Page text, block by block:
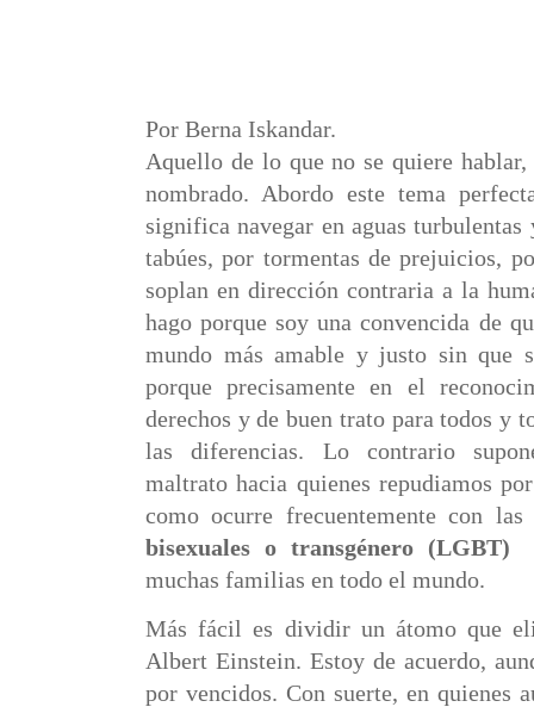
Por Berna Iskandar.
Aquello de lo que no se quiere
nombrado. Abordo este tema
significa navegar en aguas turbulentas
tabúes, por tormentas de prejuicios,
soplan en dirección contraria a la
hago porque soy una convencida de
mundo más amable y justo sin que
porque precisamente en el
derechos y de buen trato para todos y
las diferencias. Lo contrario
maltrato hacia quienes repudiamos
como ocurre frecuentemente con
bisexuales o transgénero(LGBT)
muchas familias en todo el mundo.
Más fácil es dividir un átomo que
Albert Einstein. Estoy de acuerdo,
por vencidos. Con suerte, en quienes